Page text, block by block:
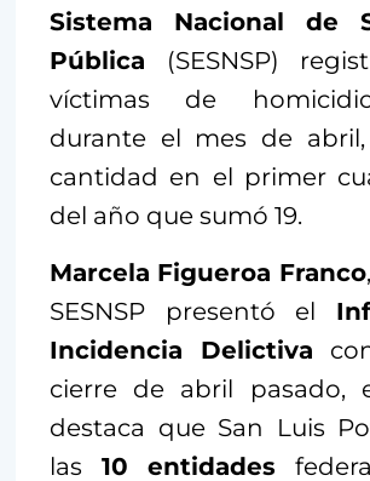
Sistema Nacional de
Pública (SESNSP)
víctimas de
durante el mes de
cantidad en el primer
del año que sumó 19.
Marcela Figueroa Franco
SESNSP presentó el
Incidencia Delictiva
cierre de abril pasado,
destaca que San Luis
las 10 entidades